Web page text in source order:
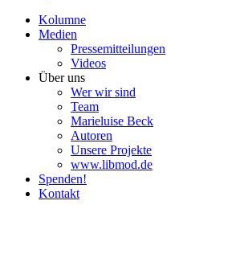
Kolumne
Medien
Pres­se­mit­tei­lun­gen
Videos
Über uns
Wer wir sind
Team
Marie­luise Beck
Autoren
Unsere Pro­jekte
www.libmod.de
Spenden!
Kontakt